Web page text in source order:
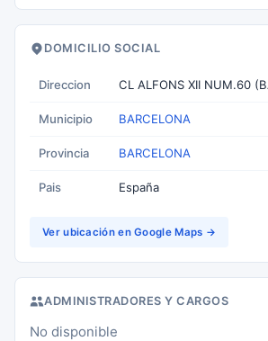
DOMICILIO SOCIAL
Direccion CL ALFONS XII NUM.60
Municipio BARCELONA
Provincia BARCELONA
Pais España
Ver ubicación en Google Maps →
ADMINISTRADORES Y CARGOS
No disponible